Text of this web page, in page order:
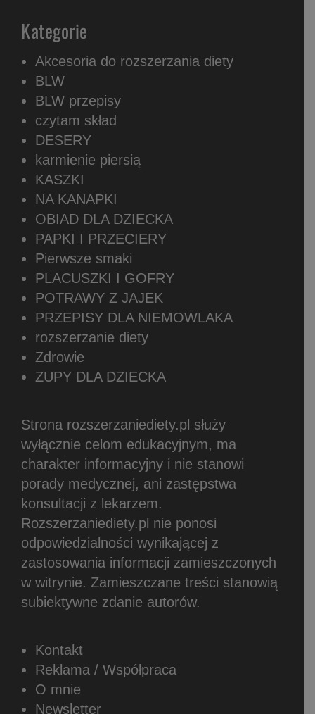
Kategorie
Akcesoria do rozszerzania diety
BLW
BLW przepisy
czytam skład
DESERY
karmienie piersią
KASZKI
NA KANAPKI
OBIAD DLA DZIECKA
PAPKI I PRZECIERY
Pierwsze smaki
PLACUSZKI I GOFRY
POTRAWY Z JAJEK
PRZEPISY DLA NIEMOWLAKA
rozszerzanie diety
Zdrowie
ZUPY DLA DZIECKA
Strona rozszerzaniediety.pl służy
wyłącznie celom edukacyjnym, ma
charakter informacyjny i nie stanowi
porady medycznej, ani zastępstwa
konsultacji z lekarzem.
Rozszerzaniediety.pl nie ponosi
odpowiedzialności wynikającej z
zastosowania informacji zamieszczonych
w witrynie. Zamieszczane treści stanowią
subiektywne zdanie autorów.
Kontakt
Reklama / Współpraca
O mnie
Newsletter